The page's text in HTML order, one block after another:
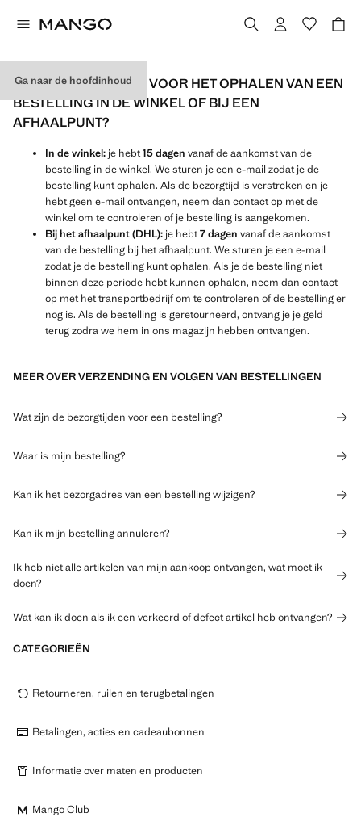
Ga naar de hoofdinhoud
WAT IS DE DEADLINE VOOR HET OPHALEN VAN EEN
BESTELLING IN DE WINKEL OF BIJ EEN
AFHAALPUNT?
In de winkel: je hebt15 dagen vanaf de aankomst van de
bestelling in de winkel. We sturen je een e-mail zodat je de
bestelling kunt ophalen. Als de bezorgtijd is verstreken en je
hebt geen e-mail ontvangen, neem dan contact op met de
winkel om te controleren of je bestelling is aangekomen.
Bij het afhaalpunt (DHL): je hebt7 dagen vanaf de aankomst
van de bestelling bij het afhaalpunt. We sturen je een e-mail
zodat je de bestelling kunt ophalen. Als je de bestelling niet
binnen deze periode hebt kunnen ophalen, neem dan contact
op met het transportbedrijf om te controleren of de bestelling er
nog is. Als de bestelling is geretourneerd, ontvang je je geld
terug zodra we hem in ons magazijn hebben ontvangen.
MEER OVER VERZENDING EN VOLGEN VAN BESTELLINGEN
Wat zijn de bezorgtijden voor een bestelling?
Waar is mijn bestelling?
Kan ik het bezorgadres van een bestelling wijzigen?
Kan ik mijn bestelling annuleren?
Ik heb niet alle artikelen van mijn aankoop ontvangen, wat moet ik
doen?
Wat kan ik doen als ik een verkeerd of defect artikel heb ontvangen?
CATEGORIEËN
Retourneren, ruilen en terugbetalingen
Betalingen, acties en cadeaubonnen
Informatie over maten en producten
Mango Club